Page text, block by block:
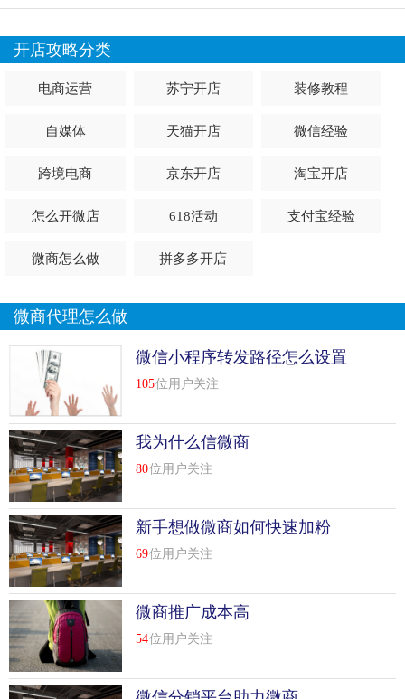
开店攻略分类
电商运营 苏宁开店 装修教程
自媒体 天猫开店 微信经验
跨境电商 京东开店 淘宝开店
怎么开微店 618活动 支付宝经验
微商怎么做 拼多多开店
微商代理怎么做
微信小程序转发路径怎么设置
105位用户关注
我为什么信微商
80位用户关注
新手想做微商如何快速加粉
69位用户关注
微商推广成本高
54位用户关注